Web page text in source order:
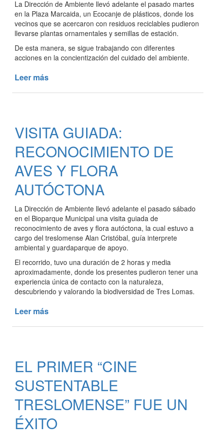
RSU
La Dirección de Ambiente llevó adelante el pasado martes
en la Plaza Marcaida, un Ecocanje de plásticos, donde los
vecinos que se acercaron con residuos reciclables pudieron
llevarse plantas ornamentales y semillas de estación.
De esta manera, se sigue trabajando con diferentes
acciones en la concientización del cuidado del ambiente.
Leer más
MARCAIDA
VISITA GUIADA:
RECONOCIMIENTO DE
AVES Y FLORA
AUTÓCTONA
La Dirección de Ambiente llevó adelante el pasado sábado
en el Bioparque Municipal una visita guiada de
reconocimiento de aves y flora autóctona, la cual estuvo a
cargo del treslomense Alan Cristóbal, guía interprete
ambiental y guardaparque de apoyo.
El recorrido, tuvo una duración de 2 horas y media
aproximadamente, donde los presentes pudieron tener una
experiencia única de contacto con la naturaleza,
descubriendo y valorando la biodiversidad de Tres Lomas.
Leer más
AVES
Y
FLORA
AUTÓCTONA
EL PRIMER “CINE
SUSTENTABLE
TRESLOMENSE” FUE UN
ÉXITO